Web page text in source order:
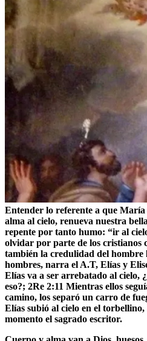
Entender lo referente a que
alma al cielo, renueva nuestra
repente por tanto humo: “ir al
olvidar por parte de los cristianos
también la credulidad del hombre
hombres, narra el A.T, Elías y
Elías va a ser arrebatado al cielo,
eso?; 2Re 2:11 Mientras ellos
camino, los separó un carro de
Elías subió al cielo en el torbellino,
momento el sagrado escritor.